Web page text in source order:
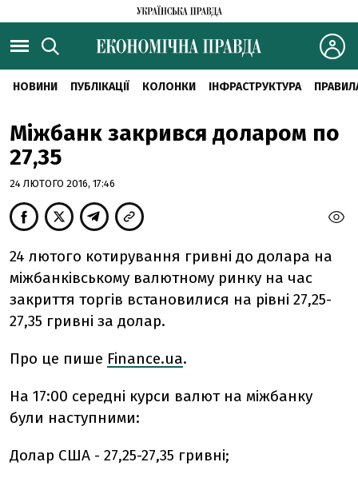
НОВИНИ ПУБЛІКАЦІЇ КОЛОНКИ ІНФРАСТРУКТУРА
Міжбанк закрився доларом по
27,35
24 ЛЮТОГО 2016, 17:46
24 лютого котирування гривні до долара на
міжбанківському валютному ринку на час
закриття торгів встановилися на рівні 27,25-
27,35 гривні за долар.
Про це пише Finanсe.ua.
На 17:00 середні курси валют на міжбанку
були наступними:
Долар США - 27,25-27,35 гривні;